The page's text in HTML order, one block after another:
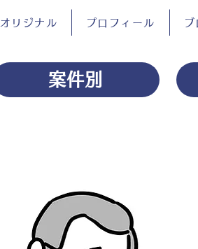
オリジナル プロフィール ブ
案件別